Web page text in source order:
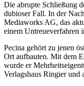
Die abrupte Schließung
dubioser Fall. In der
Mediaworks AG, das
einem Untreueverfahren
Pecina gehört zu jenen
Ort aufbauten. Mit dem
wurde er
Verlagshaus Ringier und